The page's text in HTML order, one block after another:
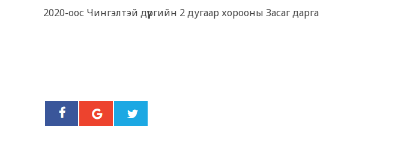
2020-оос Чингэлтэй дүүргийн 2 дугаар хорооны Засаг дарга